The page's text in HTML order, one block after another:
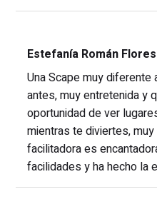
Estefanía Román Flores
Una Scape muy
antes, muy entretenida y
oportunidad de ver
mientras te diviertes,
facilitadora es
facilidades y ha hecho la